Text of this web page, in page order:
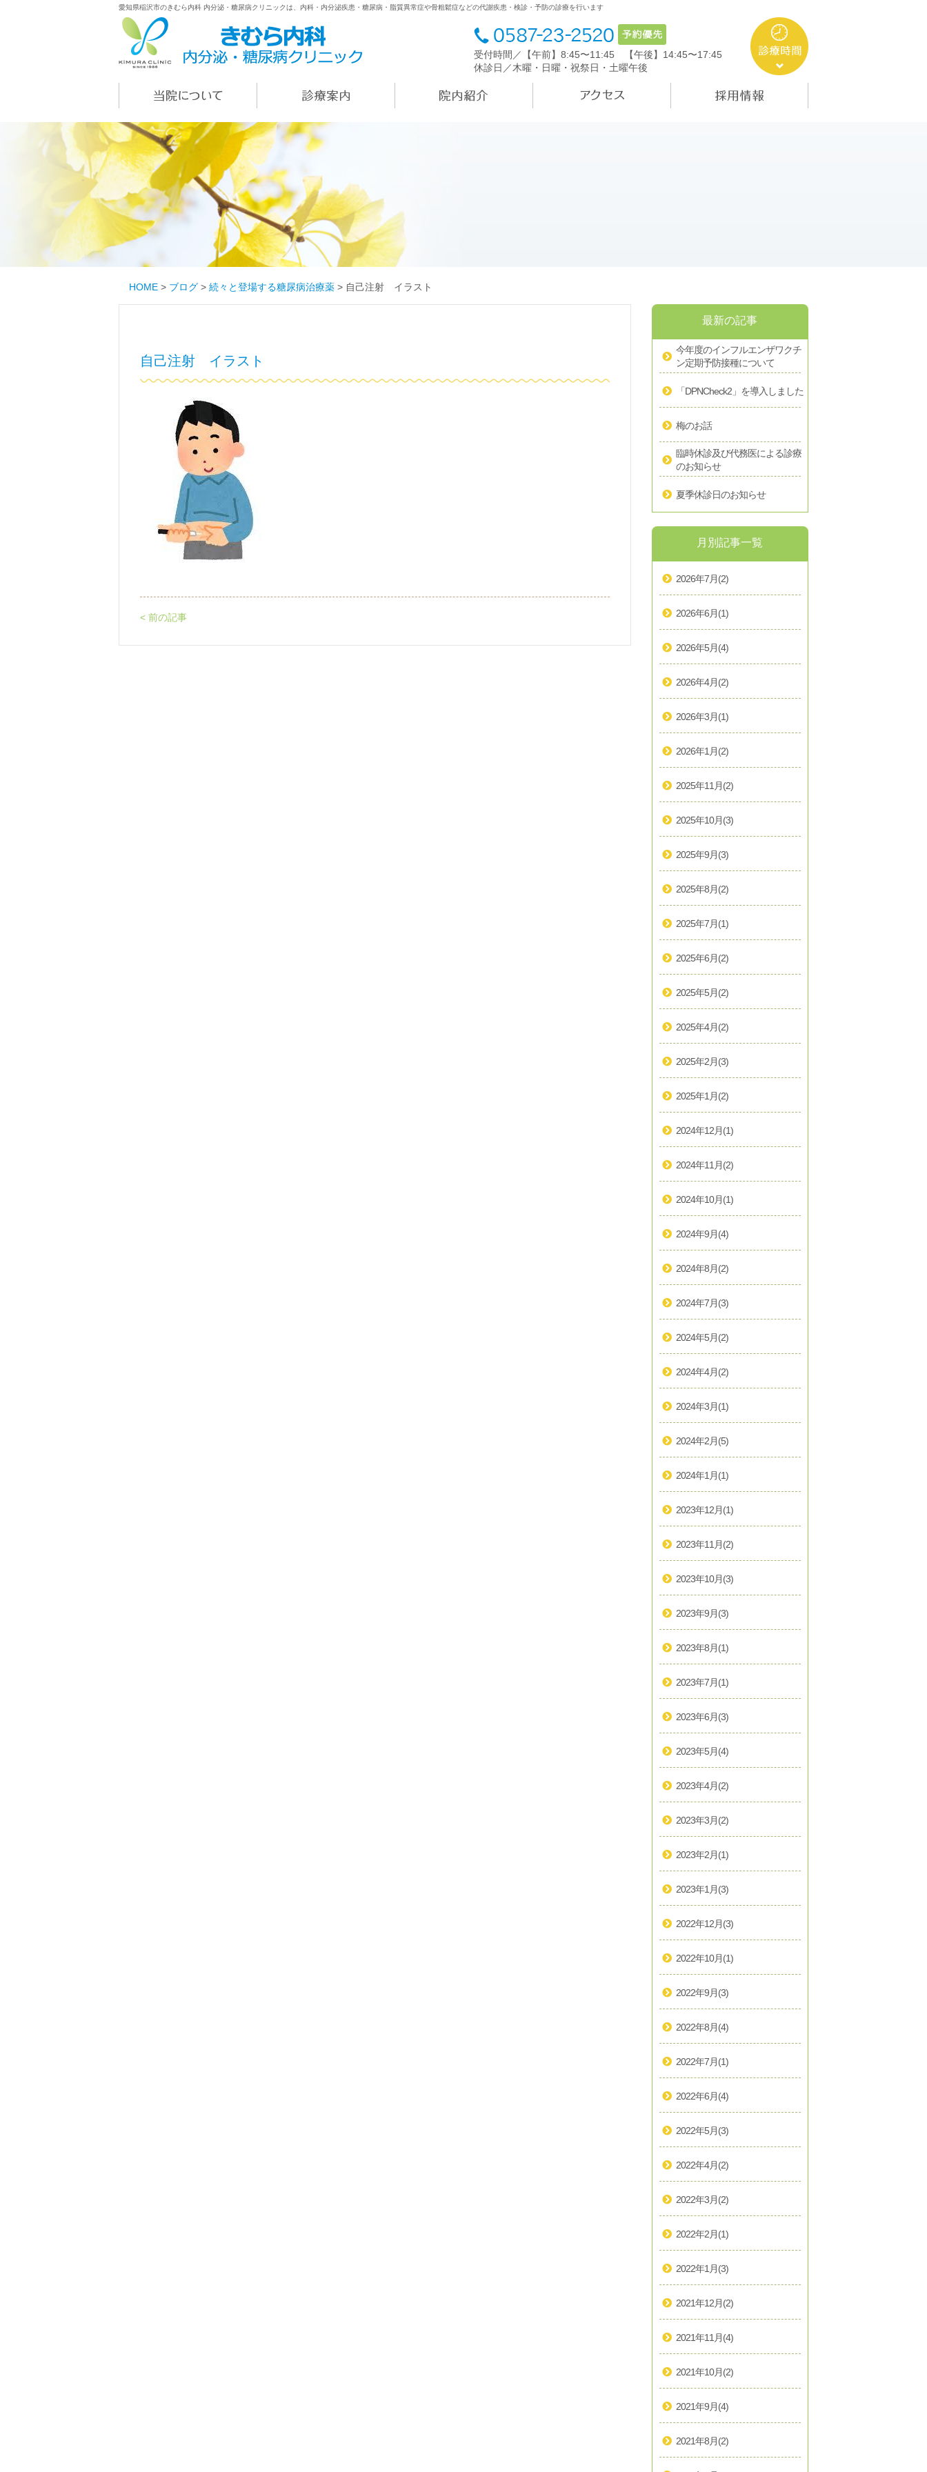
愛知県稲沢市のきむら内科 内分泌・糖尿病クリニックは、内科・内分泌疾患・糖尿病・脂質異常症や骨粗鬆症などの代謝疾患・検診・予防の診療を行います
受付時間／【午前】8:45〜11:45
【午後】14:45〜17:45
休診日／木曜・日曜・祝祭日・土曜午後
HOME > ブログ > 続々と登場する糖尿病治療薬 > 自己注射 イラスト
自己注射 イラスト
< 前の記事
最新の記事
今年度のインフルエンザワクチ
ン定期予防接種について
「DPNCheck2」を導入しました
梅のお話
臨時休診及び代務医による診療
のお知らせ
夏季休診日のお知らせ
月別記事一覧
2026年7月(2)
2026年6月(1)
2026年5月(4)
2026年4月(2)
2026年3月(1)
2026年1月(2)
2025年11月(2)
2025年10月(3)
2025年9月(3)
2025年8月(2)
2025年7月(1)
2025年6月(2)
2025年5月(2)
2025年4月(2)
2025年2月(3)
2025年1月(2)
2024年12月(1)
2024年11月(2)
2024年10月(1)
2024年9月(4)
2024年8月(2)
2024年7月(3)
2024年5月(2)
2024年4月(2)
2024年3月(1)
2024年2月(5)
2024年1月(1)
2023年12月(1)
2023年11月(2)
2023年10月(3)
2023年9月(3)
2023年8月(1)
2023年7月(1)
2023年6月(3)
2023年5月(4)
2023年4月(2)
2023年3月(2)
2023年2月(1)
2023年1月(3)
2022年12月(3)
2022年10月(1)
2022年9月(3)
2022年8月(4)
2022年7月(1)
2022年6月(4)
2022年5月(3)
2022年4月(2)
2022年3月(2)
2022年2月(1)
2022年1月(3)
2021年12月(2)
2021年11月(4)
2021年10月(2)
2021年9月(4)
2021年8月(2)